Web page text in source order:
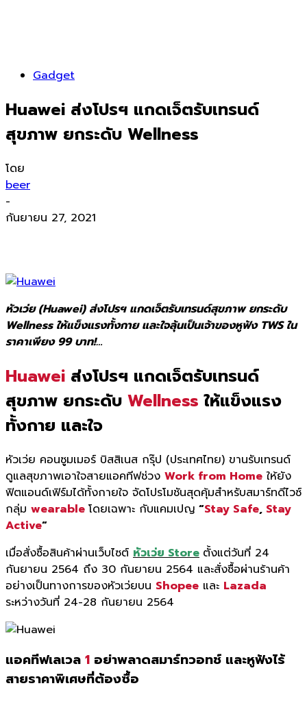
Gadget
Huawei ส่งโปรฯ แกดเจ็ตรับเทรนด์
สุขภาพ ยกระดับ Wellness
โดย
beer
-
กันยายน 27, 2021
หัวเว่ย (Huawei) ส่งโปรฯ แกดเจ็ตรับเทรนด์สุขภาพ ยกระดับ
Wellness ให้แข็งแรงทั้งกาย และใจลุ้นเป็นเจ้าของหูฟัง TWS ใน
ราคาเพียง 99 บาท!…
Huawei ส่งโปรฯ แกดเจ็ตรับเทรนด์
สุขภาพ ยกระดับ Wellness ให้แข็งแรง
ทั้งกาย และใจ
หัวเว่ย คอนซูมเมอร์ บิสสิเนส กรุ๊ป (ประเทศไทย) ขานรับเทรนด์
ดูแลสุขภาพเอาใจสายแอคทีฟช่วง Work from Home ให้ยัง
ฟิตแอนด์เฟิร์มได้ทั้งกายใจ จัดโปรโมชันสุดคุ้มสำหรับสมาร์ทดีไวซ์
กลุ่ม wearable โดยเฉพาะ กับแคมเปญ “Stay Safe, Stay
Active“
เมื่อสั่งซื้อสินค้าผ่านเว็บไซต์ หัวเว่ย Store ตั้งแต่วันที่ 24
กันยายน 2564 ถึง 30 กันยายน 2564 และสั่งซื้อผ่านร้านค้า
อย่างเป็นทางการของหัวเว่ยบน Shopee และ Lazada
ระหว่างวันที่ 24-28 กันยายน 2564
แอคทีฟเลเวล 1 อย่าพลาดสมาร์ทวอทช์ และหูฟังไร้
สายราคาพิเศษที่ต้องซื้อ